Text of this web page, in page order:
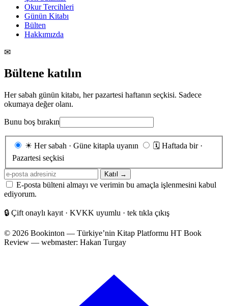
Okur Tercihleri
Günün Kitabı
Bülten
Hakkımızda
✉
Bültene katılın
Her sabah günün kitabı, her pazartesi haftanın seçkisi. Sadece
okumaya değer olanı.
Bunu boş bırakın
Gönderim
☀ Her sabah · Güne kitapla uyanın 🗓 Haftada bir ·
Pazartesi seçkisi
E-
posta
adresiniz
Katıl →
E-posta bülteni almayı ve verimin bu amaçla işlenmesini kabul
ediyorum.
🔒 Çift onaylı kayıt · KVKK uyumlu · tek tıkla çıkış
© 2026 Bookinton — Türkiye’nin Kitap Platformu HT Book
Review — webmaster: Hakan Turgay